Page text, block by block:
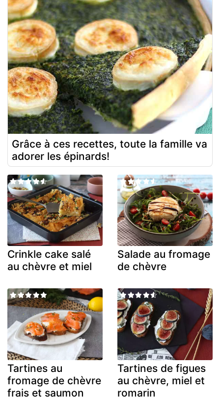
Grâce à ces recettes, toute la famille va
adorer les épinards!
Crinkle cake salé
au chèvre et miel
Salade au fromage
de chèvre
Tartines au
fromage de chèvre
frais et saumon
Tartines de figues
au chèvre, miel et
romarin